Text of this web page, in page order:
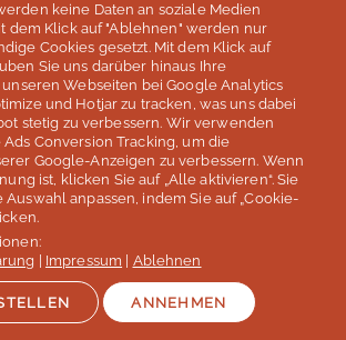
Unser Dankeschön!
20€
Ihre Weiterempfehlung
jede Weiterempfehlung,
zu einer Reisebuchung
führt.
keine Daten an soziale Medien
dem Klick auf "Ablehnen" werden nur
Cookies gesetzt. Mit dem Klick auf
Sie uns darüber hinaus Ihre
Webseiten bei Google Analytics
und Hotjar zu tracken, was uns dabei
stetig zu verbessern. Wir verwenden
Conversion Tracking, um die
Google-Anzeigen zu verbessern. Wenn
ist, klicken Sie auf „Alle aktivieren“. Sie
Auswahl anpassen, indem Sie auf „Cookie-
Impressum Ablehnen
ANNEHMEN